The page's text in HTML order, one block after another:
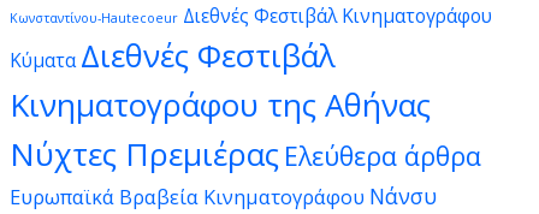
Κωνσταντίνου-Hautecoeur Διεθνές Φεστιβάλ Κινηματογράφου
Κύματα Διεθνές Φεστιβάλ
Κινηματογράφου της Αθήνας
Νύχτες Πρεμιέρας Ελεύθερα άρθρα
Ευρωπαϊκά Βραβεία Κινηματογράφου Νάνσυ